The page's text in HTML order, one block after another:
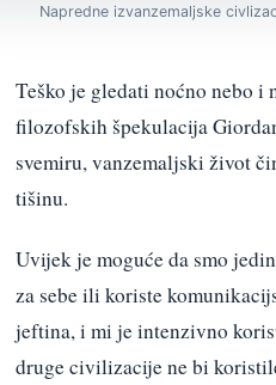
Napredne izvanzemaljske
Teško je gledati noćno nebo
filozofskih špekulacija
svemiru, vanzemaljski život
tišinu.
Uvijek je moguće da smo
za sebe ili koriste
jeftina, i mi je intenzivno
druge civilizacije ne bi